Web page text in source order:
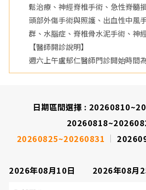
鬆治療、神經脊椎手術、急性脊髓
頭部外傷手術與照護、出血性中風
群、水腦症、脊椎骨水泥手術、神
【醫師開診說明】
週六上午盧郁仁醫師門診開始時間
日期區間選擇 :
20260825~20260831
2026年08月10日 2026年08月